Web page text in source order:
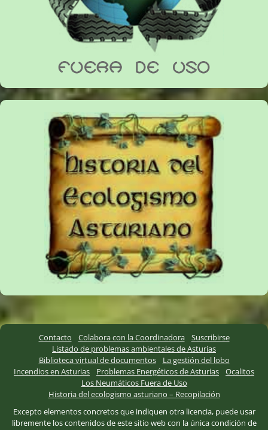
Contacto Colabora con la Coordinadora
Suscribirse
Listado de problemas ambientales de Asturias
Biblioteca virtual de documentos
La gestión del lobo
Incendios en Asturias
Problemas Energéticos de Asturias
Ocalitos
Los Neumáticos Fuera de Uso
Historia del ecologismo asturiano – Recopilación
Excepto elementos concretos que indiquen otra licencia, puede usar
libremente los contenidos de este sitio web con la única condición de